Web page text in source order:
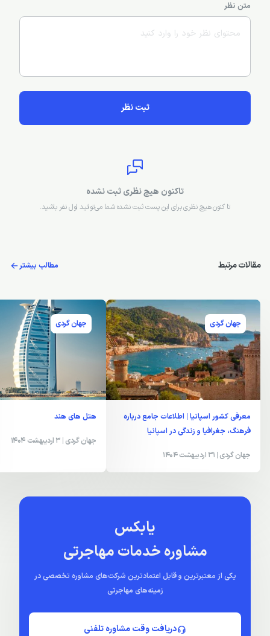
متن نظر
ثبت نظر
تاکنون هیچ نظری ثبت نشده
تا کنون هیچ نظری برای این پست ثبت نشده شما می‌توانید اول نفر باشید.
مقالات مرتبط مطالب بیشتر
جهان گردی
معرفی کشور اسپانیا | اطلاعات جامع درباره
فرهنگ، جغرافیا و زندگی در اسپانیا
جهان گردی | 31 اردیبهشت 1404
جهان گردی
هتل های هند
جهان گردی | 3 اردیبهشت 1404
یابکس
مشاوره خدمات مهاجرتی
یکی از معتبرترین و قابل اعتمادترین شرکت‌های مشاوره تخصصی در
زمینه‌های مهاجرتی
دریافت وقت مشاوره تلفنی